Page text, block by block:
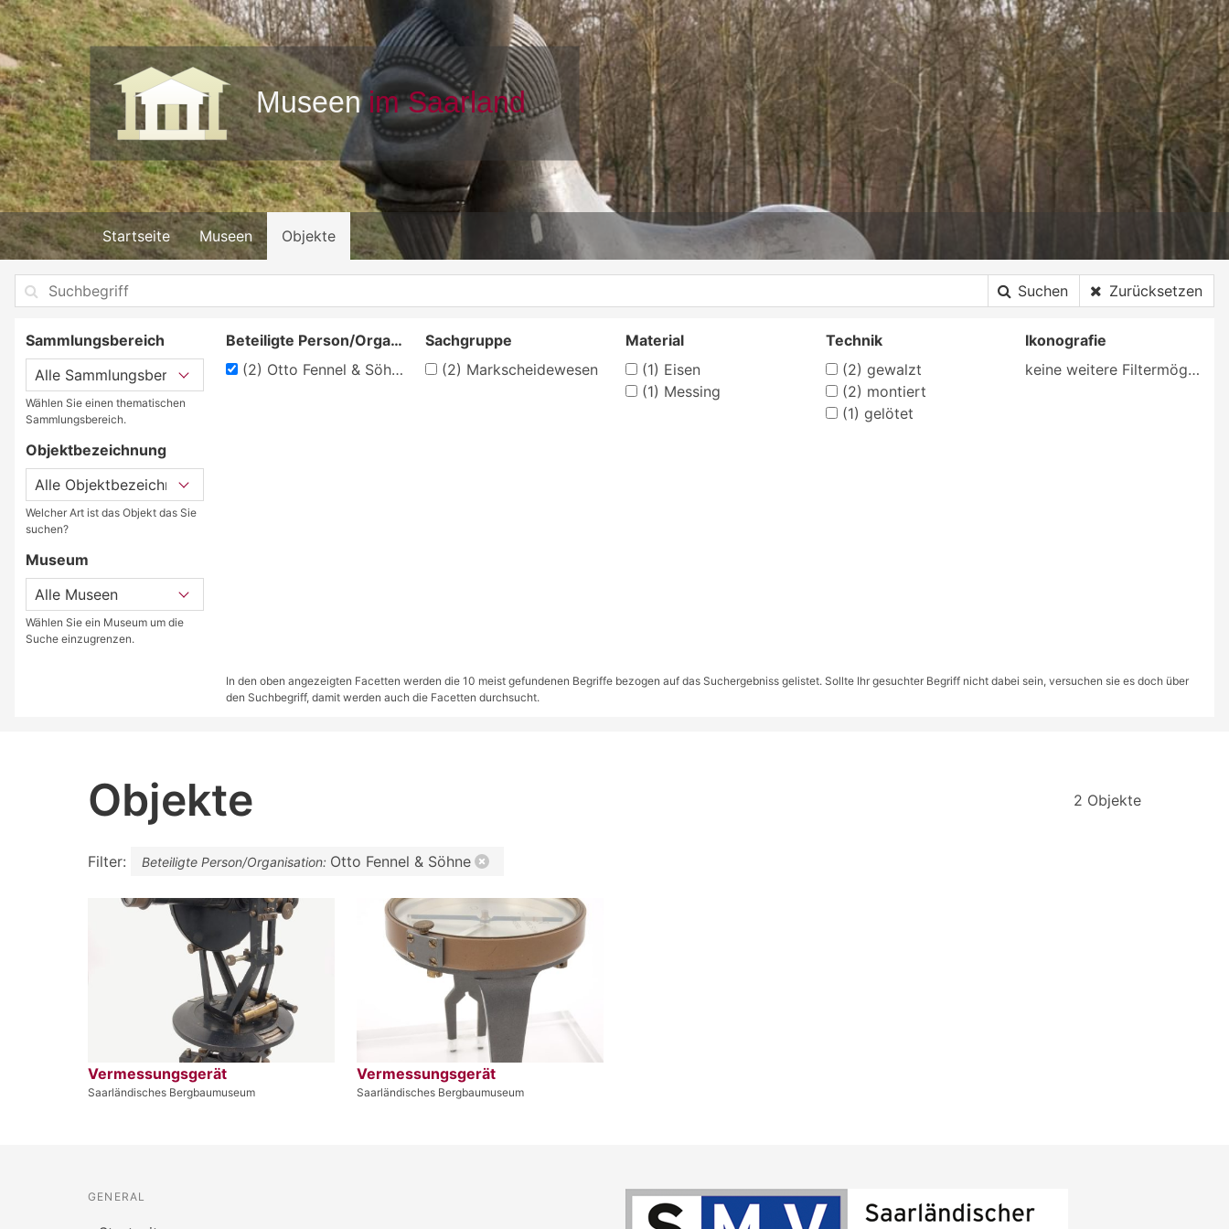
Startseite Museen Objekte
Suchen Zurücksetzen
Sammlungsbereich
Wählen Sie einen thematischen
Sammlungsbereich.
Objektbezeichnung
Welcher Art ist das Objekt das Sie
suchen?
Museum
Wählen Sie ein Museum um die
Suche einzugrenzen.
Beteiligte Person/Organisation
(2) Otto Fennel & Söhne
Sachgruppe
(2) Markscheidewesen
Material
(1) Eisen
(1) Messing
Technik
(2) gewalzt
(2) montiert
(1) gelötet
Ikonografie
keine weitere Filtermöglichkeit
In den oben angezeigten Facetten werden die 10 meist gefundenen Begriffe bezogen auf das Suchergebniss gelistet. Sollte Ihr gesuchter Begriff nicht dabei sein, versuchen sie es doch über
den Suchbegriff, damit werden auch die Facetten durchsucht.
Objekte 2 Objekte
Filter: Beteiligte Person/Organisation: Otto Fennel & Söhne
Vermessungsgerät
Saarländisches Bergbaumuseum
Vermessungsgerät
Saarländisches Bergbaumuseum
GENERAL